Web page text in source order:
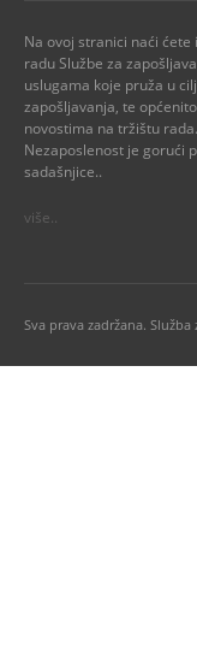
Na ovoj stranici naći
radu Službe za
uslugama koje pruža u
zapošljavanja, te
novostima na tržištu rada.
Nezaposlenost je gorući
sadašnjice..
više..
Sva prava zadržana.